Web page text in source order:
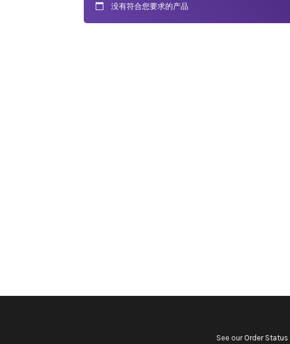
没有符合您要求的产品
See our Order Status